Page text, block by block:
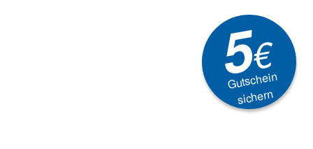
5€
Gutschein
sichern